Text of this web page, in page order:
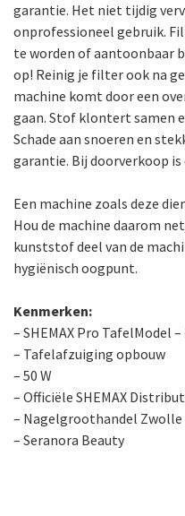
garantie. Het niet tijdig
onprofessioneel gebruik.
te worden of aantoonbaar
op! Reinig je filter ook na
machine komt door een
gaan. Stof klontert samen
Schade aan snoeren en
garantie. Bij doorverkoop
Een machine zoals deze
Hou de machine daarom
kunststof deel van de
hygiënisch oogpunt.
Kenmerken:
– SHEMAX Pro TafelModel
– Tafelafzuiging opbouw
– 50 W
– Officiële SHEMAX
– Nagelgroothandel Zwolle
– Seranora Beauty